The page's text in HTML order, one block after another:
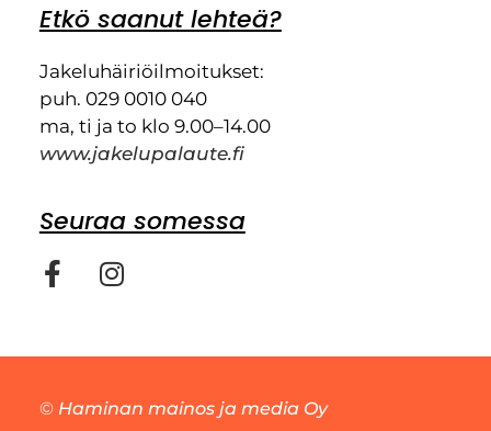
Etkö saanut lehteä?
Jakeluhäiriöilmoitukset:
puh. 029 0010 040
ma, ti ja to klo 9.00–14.00
www.jakelupalaute.fi
Seuraa somessa
© Haminan mainos ja media Oy